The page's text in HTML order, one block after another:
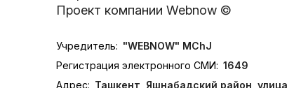
Проект компании Webnow ©
Учредитель: "WEBNOW" MChJ
Регистрация электронного СМИ: 1649
Адрес: Ташкент, Яшнабадский район, улица